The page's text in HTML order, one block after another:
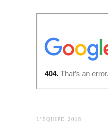
L’ÉQUIPE 2018